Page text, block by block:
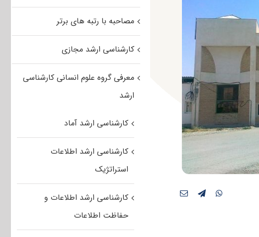
مصاحبه با رتبه های برتر
کارشناسی ارشد مجازی
معرفی گروه علوم انسانی کارشناسی
ارشد
کارشناسی ارشد آماد
کارشناسی ارشد اطلاعات
استراتژیک
کارشناسی ارشد اطلاعات و
حفاظت اطلاعات